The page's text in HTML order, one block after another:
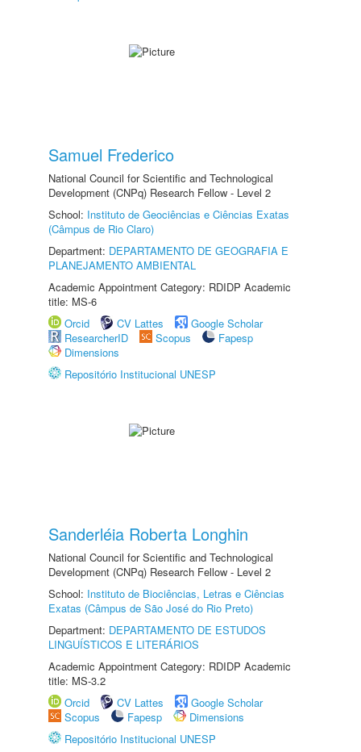
Samuel Frederico
National Council for Scientific and Technological
Development (CNPq) Research Fellow - Level 2
School: Instituto de Geociências e Ciências Exatas
(Câmpus de Rio Claro)
Department: DEPARTAMENTO DE GEOGRAFIA E
PLANEJAMENTO AMBIENTAL
Academic Appointment Category: RDIDP Academic
title: MS-6
Orcid
CV Lattes
Google Scholar
ResearcherID
Scopus
Fapesp
Dimensions
Repositório Institucional UNESP
Sanderléia Roberta Longhin
National Council for Scientific and Technological
Development (CNPq) Research Fellow - Level 2
School: Instituto de Biociências, Letras e Ciências
Exatas (Câmpus de São José do Rio Preto)
Department: DEPARTAMENTO DE ESTUDOS
LINGUÍSTICOS E LITERÁRIOS
Academic Appointment Category: RDIDP Academic
title: MS-3.2
Orcid
CV Lattes
Google Scholar
Scopus
Fapesp
Dimensions
Repositório Institucional UNESP